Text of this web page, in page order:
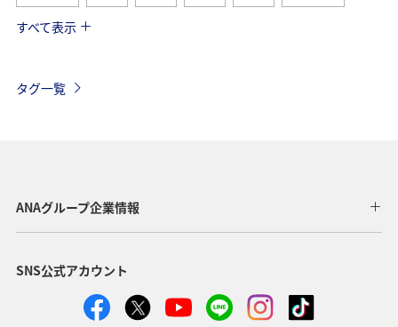
海外
ANAマイレージクラブ 四国地方
ANAショッピング A-style
ツアー 旅アト 静岡県
すべて表示
タグ一覧
ANAグループ企業情報
SNS公式アカウント